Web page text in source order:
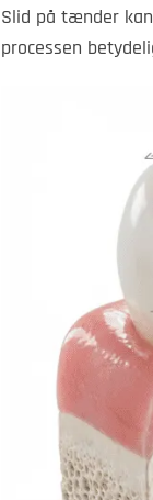
Slid på tænder
processen